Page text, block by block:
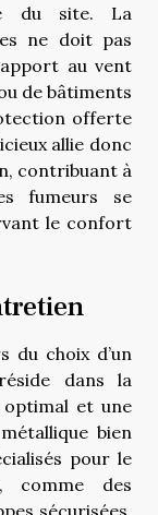
du site. La
ne doit pas
au vent
de bâtiments
offerte
allie donc
contribuant à
fumeurs se
le confort
du choix d’un
dans la
et une
bien
pour le
comme des
sécurisées,